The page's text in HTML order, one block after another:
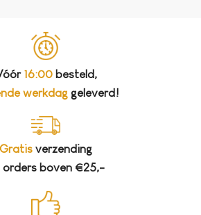
16:00besteld,
werkdaggeleverd!
Gratis verzending
orders boven €25,-